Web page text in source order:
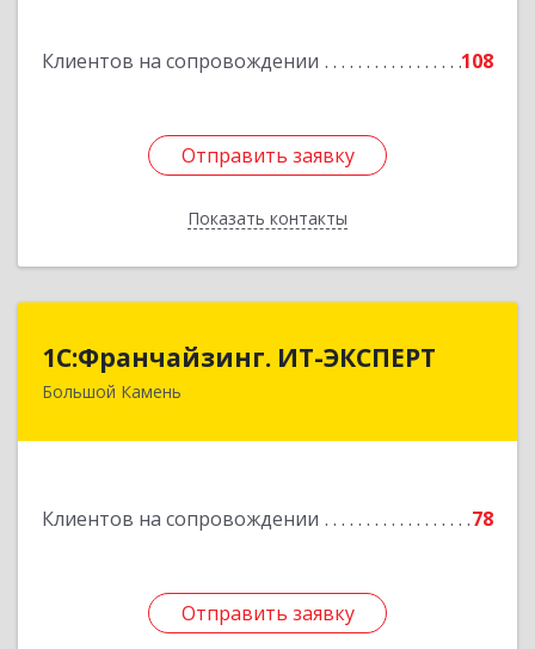
Клиентов на сопровождении 108
Отправить заявку
Показать контакты
Отправить заявку
Назад
1С:Франчайзинг. ИТ-ЭКСПЕРТ
Большой Камень
Клиентов на сопровождении 78
Отправить заявку
1С:Франчайзинг. ИТ-ЭКСПЕРТ
692806, Приморский край, Большой Камень г,
Отправить заявку